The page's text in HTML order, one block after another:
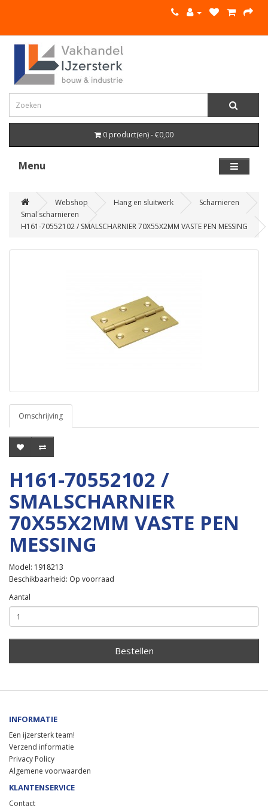
0 product(en) - €0,00
Menu
Webshop Hang en sluitwerk
Scharnieren
Smal scharnieren
H161-70552102 / SMALSCHARNIER 70X55X2MM VASTE PEN MESSING
Omschrijving
H161-70552102 /
SMALSCHARNIER
70X55X2MM VASTE PEN
MESSING
Model: 1918213
Beschikbaarheid: Op voorraad
Aantal
Bestellen
INFORMATIE
Een ijzersterk team!
Verzend informatie
Privacy Policy
Algemene voorwaarden
KLANTENSERVICE
Contact